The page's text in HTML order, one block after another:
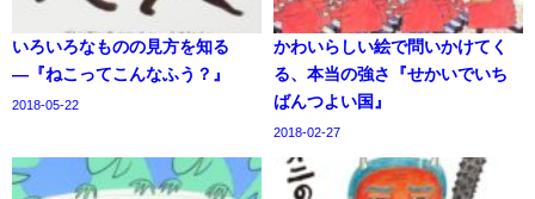
いろいろなものの見方を知る
―『ねこってこんなふう？』
2018-05-22
かわいらしい絵で問いかけてく
る、本当の強さ『せかいでいち
ばんつよい国』
2018-02-27